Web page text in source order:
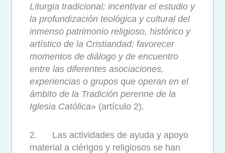
Liturgia tradicional; incentivar el estudio y
la profundización teológica y cultural del
inmenso patrimonio religioso, histórico y
artístico de la Cristiandad; favorecer
momentos de diálogo y de encuentro
entre las diferentes asociaciones,
experiencias o grupos que operan en el
ámbito de la Tradición perenne de la
Iglesia Católica» (artículo 2).
2. Las actividades de ayuda y apoyo
material a clérigos y religiosos se han